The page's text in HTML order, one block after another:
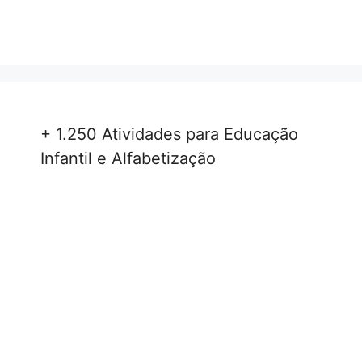
+ 1.250 Atividades para Educação
Infantil e Alfabetização